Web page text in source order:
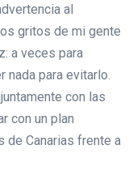
al
gritos de mi gente
a veces para
nada para evitarlo.
con las
con un plan
de Canarias frente a